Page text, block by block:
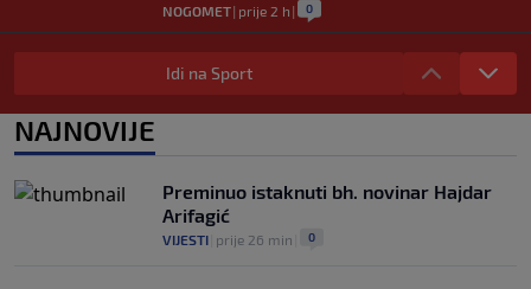
NOGOMET| prije 2 h | 0
Enes Kanter Freedom želi na WNBA
draft: Neobičnim potezom pokušava
0
na pripremama, bolji bio Eintracht
NOGOMET 0
Idi na Sport
NAJNOVIJE
Preminuo istaknuti bh. novinar Hajdar
Arifagić
VIJESTI prije 26 min 0